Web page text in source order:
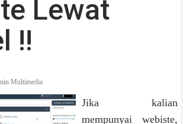
Lewat
!!
Multimedia
Jika kalian
mempunyai webiste,